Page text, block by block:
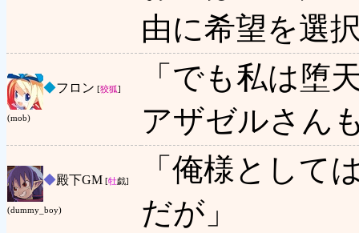
由に希望を選
◆フロン [狡狐]
(mob)
「でも私は堕
アザゼルさん
◆殿下GM [牡戯]
(dummy_boy)
「俺様として
だが」